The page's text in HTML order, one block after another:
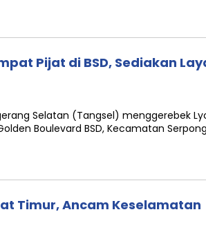
Pijat di BSD, Sediakan
Selatan (Tangsel) menggerebek
Boulevard BSD, Kecamatan
Timur, Ancam Keselamatan